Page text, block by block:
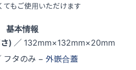
てもご使用いただけます
基本情報
) ／ 132mm×132mm×20mm
フタのみ − 外嵌合蓋